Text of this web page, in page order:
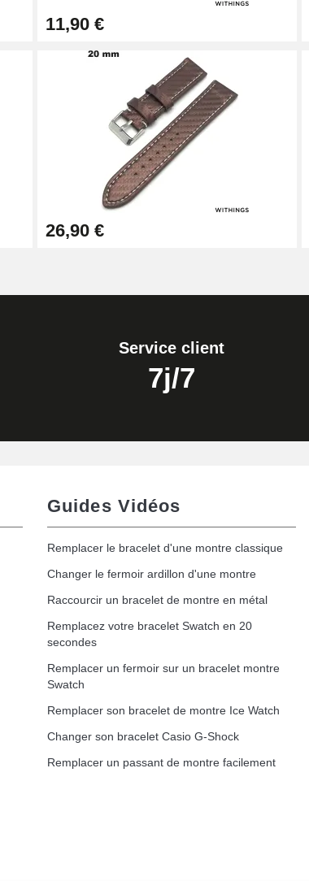
11,90 €
26,90 €
Service client
7j/7
Guides Vidéos
Remplacer le bracelet d'une montre classique
Changer le fermoir ardillon d'une montre
Raccourcir un bracelet de montre en métal
Remplacez votre bracelet Swatch en 20
secondes
Remplacer un fermoir sur un bracelet montre
Swatch
Remplacer son bracelet de montre Ice Watch
Changer son bracelet Casio G-Shock
Remplacer un passant de montre facilement